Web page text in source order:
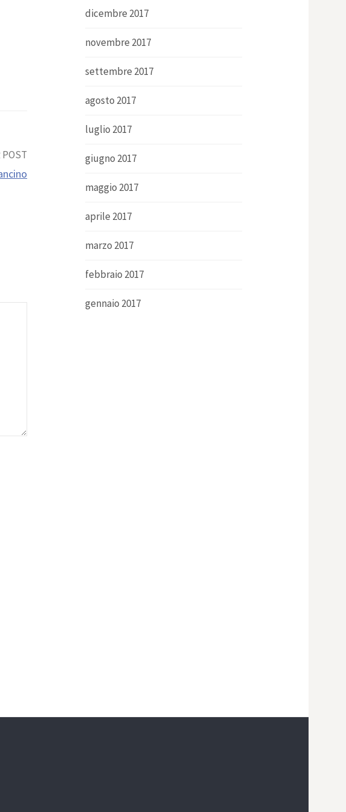
POST
dicembre 2017
novembre 2017
settembre 2017
agosto 2017
luglio 2017
giugno 2017
maggio 2017
aprile 2017
marzo 2017
febbraio 2017
gennaio 2017